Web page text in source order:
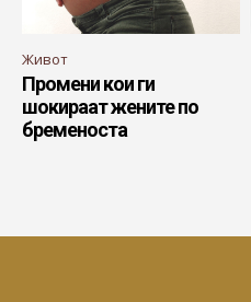
Живот
Промени кои ги
шокираат жените по
бременоста